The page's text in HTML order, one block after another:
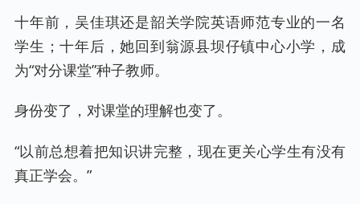
十年前，吴佳琪还是韶关学院英语师范专业的一名
学生；十年后，她回到翁源县坝仔镇中心小学，成
为“对分课堂”种子教师。
身份变了，对课堂的理解也变了。
“以前总想着把知识讲完整，现在更关心学生有没有
真正学会。”